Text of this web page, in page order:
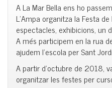
A La Mar Bella ens ho
L’Ampa organitza la Festa
espectacles, exhibicions, un
A més participem en la rua
ajudem l’escola per Sant
A partir d’octubre de 2018,
organitzar les festes per